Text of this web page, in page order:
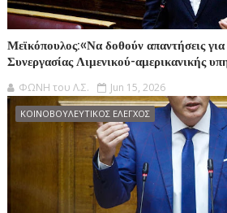
Μεϊκόπουλος:«Να δοθούν απαντήσεις
Συνεργασίας Λιμενικού-αμερικανικής
ΦΩΝΗ του Λ.Σ. Jun 15, 2026
ΚΟΙΝΟΒΟΥΛΕΥΤΙΚΟΣ ΕΛΕΓΧΟΣ